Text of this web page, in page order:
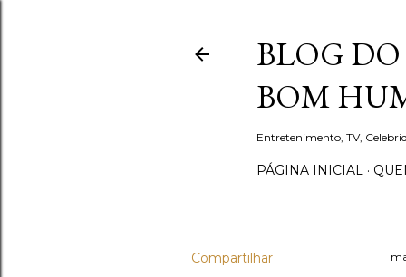
BLOG
BOM
Entretenimento, TV,
PÁGINA INICIAL
Compartilhar